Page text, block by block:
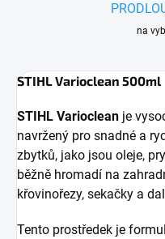
na
STIHL Varioclean 500ml
STIHL Varioclean je
navržený pro snadné a
zbytků, jako jsou oleje,
běžně hromadí na
křovinořezy, sekačky a
Tento prostředek je